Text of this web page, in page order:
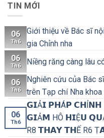
TIN MỚI
06
Th6
Giới thiệu về Bác sĩ
gia Chỉnh nha
06
Th6 Niềng răng càng lâu
06
Th6
Nghiên cứu của Bác
trên Tạp chí Nha
06
Th6
𝗚𝗜Ả𝗜 𝗣𝗛Á𝗣 𝗖𝗛Ỉ𝗡𝗛
𝗚𝗜Ả𝗠 HÔ 𝗛𝗜Ệ𝗨
R8 𝗧𝗛𝗔𝗬 𝗧𝗛Ế R6